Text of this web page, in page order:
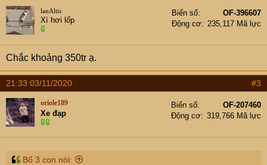
t
i
o
n
s
:
lanAltis
Xì hơi lốp
Biển số
OF-396607
Động cơ
235,117 Mã lực
Chắc khoảng 350tr ạ.
21:33 03/11/2020 #3
oriole189
Xe đạp
Biển số
OF-207460
Động cơ
319,766 Mã lực
Bố 3 con nói: